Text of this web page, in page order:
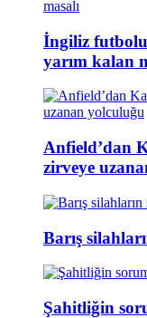
İngiliz
yarım kalan
Anfield’dan
zirveye
Barış
Şahitliğin